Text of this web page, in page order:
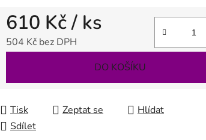
610 Kč/ ks
504 Kč bez DPH
DO KOŠÍKU
Tisk Zeptat se
Hlídat
Sdílet